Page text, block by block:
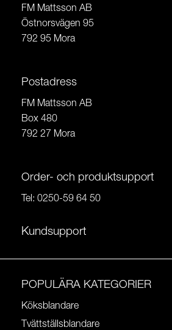
FM Mattsson AB
Östnorsvägen 95
792 95 Mora
Postadress
FM Mattsson AB
Box 480
792 27 Mora
Order- och produktsupport
Tel: 0250-59 64 50
Kundsupport
POPULÄRA KATEGORIER
Köksblandare
Tvättställsblandare